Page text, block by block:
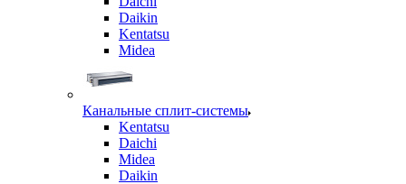
Daikin
Kentatsu
Midea
Канальные сплит-системы
Kentatsu
Daichi
Midea
Daikin